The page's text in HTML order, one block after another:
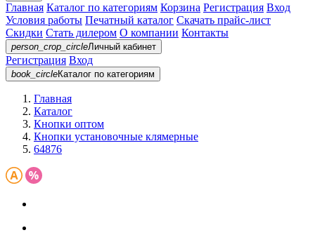
Главная Каталог по категориям Корзина Регистрация Вход
Условия работы Печатный каталог Скачать прайс-лист
Скидки Стать дилером О компании Контакты
person_crop_circleЛичный кабинет
Регистрация Вход
book_circleКаталог по категориям
Главная
Каталог
Кнопки оптом
Кнопки установочные клямерные
64876